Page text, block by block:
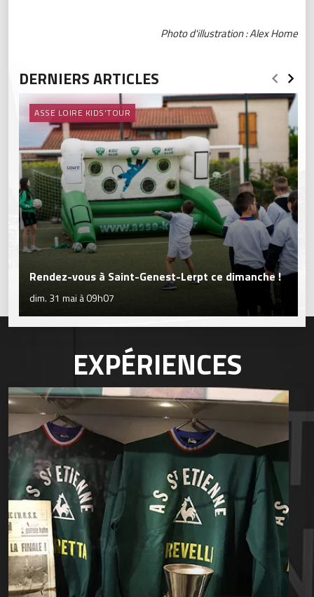
Photo d'illustration : Alex Home
DERNIERS ARTICLES
ASSE LOIRE KIDS'TOUR
Rendez-vous à Saint-Genest-Lerpt ce dimanche !
dim. 31 mai à 09h07
EXPÉRIENCES